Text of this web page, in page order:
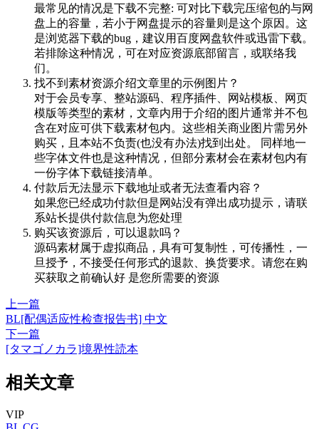
最常见的情况是下载不完整: 可对比下载完压缩包的与网
盘上的容量，若小于网盘提示的容量则是这个原因。这
是浏览器下载的bug，建议用百度网盘软件或迅雷下载。
若排除这种情况，可在对应资源底部留言，或联络我
们。
找不到素材资源介绍文章里的示例图片？
对于会员专享、整站源码、程序插件、网站模板、网页
模版等类型的素材，文章内用于介绍的图片通常并不包
含在对应可供下载素材包内。这些相关商业图片需另外
购买，且本站不负责(也没有办法)找到出处。 同样地一
些字体文件也是这种情况，但部分素材会在素材包内有
一份字体下载链接清单。
付款后无法显示下载地址或者无法查看内容？
如果您已经成功付款但是网站没有弹出成功提示，请联
系站长提供付款信息为您处理
购买该资源后，可以退款吗？
源码素材属于虚拟商品，具有可复制性，可传播性，一
旦授予，不接受任何形式的退款、换货要求。请您在购
买获取之前确认好 是您所需要的资源
上一篇
BL[配偶适应性检查报告书] 中文
下一篇
[タマゴノカラ]境界性読本
相关文章
VIP